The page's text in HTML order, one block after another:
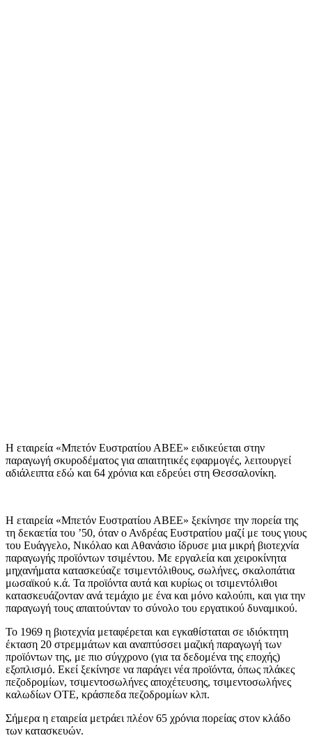
Η εταιρεία «Μπετόν Ευστρατίου ΑΒΕΕ» ειδικεύεται στην
παραγωγή σκυροδέματος για απαιτητικές εφαρμογές, λειτουργεί
αδιάλειπτα εδώ και 64 χρόνια και εδρεύει στη Θεσσαλονίκη.
Η εταιρεία «Μπετόν Ευστρατίου ΑΒΕΕ» ξεκίνησε την πορεία της
τη δεκαετία του ’50, όταν ο Ανδρέας Ευστρατίου μαζί με τους γιους
του Ευάγγελο, Νικόλαο και Αθανάσιο ίδρυσε μια μικρή βιοτεχνία
παραγωγής προϊόντων τσιμέντου. Με εργαλεία και χειροκίνητα
μηχανήματα κατασκεύαζε τσιμεντόλιθους, σωλήνες, σκαλοπάτια
μωσαϊκού κ.ά. Τα προϊόντα αυτά και κυρίως οι τσιμεντόλιθοι
κατασκευάζονταν ανά τεμάχιο με ένα και μόνο καλούπι, και για την
παραγωγή τους απαιτούνταν το σύνολο του εργατικού δυναμικού.
Το 1969 η βιοτεχνία μεταφέρεται και εγκαθίσταται σε ιδιόκτητη
έκταση 20 στρεμμάτων και αναπτύσσει μαζική παραγωγή των
προϊόντων της, με πιο σύγχρονο (για τα δεδομένα της εποχής)
εξοπλισμό. Εκεί ξεκίνησε να παράγει νέα προϊόντα, όπως πλάκες
πεζοδρομίων, τσιμεντοσωλήνες αποχέτευσης, τσιμεντοσωλήνες
καλωδίων ΟΤΕ, κράσπεδα πεζοδρομίων κλπ.
Σήμερα η εταιρεία μετράει πλέον 65 χρόνια πορείας στον κλάδο
των κατασκευών.